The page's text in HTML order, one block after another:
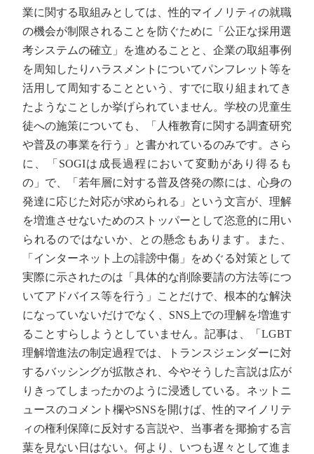
業に関する取組みとしては、性的マイノリティの就職
の機会が制限されることを防ぐために「公正な採用選
考システムの確立」を進めることと、企業の取組事例
を周知したりハラスメントについてパンフレット等を
活用して周知することという、すでに取り組まれてき
たようなことしか挙げられていません。学校の児童生
徒への施策についても、「人権教育に関する調査研究
や普及の事業を行う」と書かれているのみです。さら
に、「SOGIは成長過程において変動があり得るも
の」で、「若年層に対する普及啓発の際には、心身の
発達に応じた対応が求められる」という文言が、理解
を増進させないためのストッパーとして恣意的に用い
られるのではないか、との懸念もあります。また、
「インターネット上の誹謗中傷」をめぐる対策として
実際に示されたのは「具体的な削除要請の方法等につ
いてアドバイス等を行う」ことだけで、根本的な解決
になっていないだけでなく、SNS上での理解を増進す
ることすらしようとしていません。記事は、「LGBT
理解増進法の制定過程では、トランスジェンダーに対
するバッシングが拡散され、今やそうした言説は広が
りきってしまったかのように浸透している。ネットニ
ュースのコメント欄やSNSを開けば、性的マイノリテ
ィの権利保障に反対する言説や、当事者を揶揄する言
葉を見ない日はない。何より、いつも遅々として進ま